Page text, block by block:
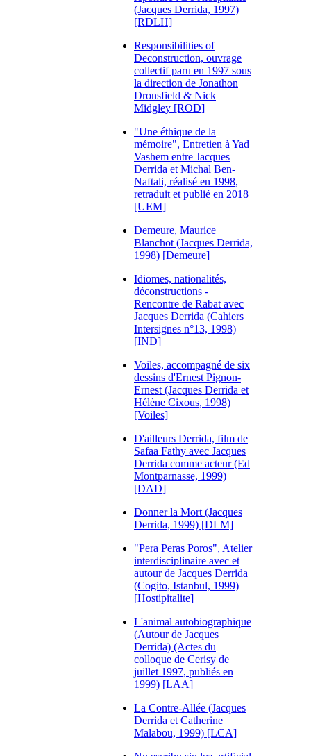
(Jacques Derrida, 1997)
[RDLH]
Responsibilities of
Deconstruction, ouvrage
collectif paru en 1997 sous
la direction de Jonathon
Dronsfield & Nick
Midgley [ROD]
"Une éthique de la
mémoire", Entretien à Yad
Vashem entre Jacques
Derrida et Michal Ben-
Naftali, réalisé en 1998,
retraduit et publié en 2018
[UEM]
Demeure, Maurice
Blanchot (Jacques Derrida,
1998) [Demeure]
Idiomes, nationalités,
déconstructions -
Rencontre de Rabat avec
Jacques Derrida (Cahiers
Intersignes n°13, 1998)
[IND]
Voiles, accompagné de six
dessins d'Ernest Pignon-
Ernest (Jacques Derrida et
Hélène Cixous, 1998)
[Voiles]
D'ailleurs Derrida, film de
Safaa Fathy avec Jacques
Derrida comme acteur (Ed
Montparnasse, 1999)
[DAD]
Donner la Mort (Jacques
Derrida, 1999) [DLM]
"Pera Peras Poros", Atelier
interdisciplinaire avec et
autour de Jacques Derrida
(Cogito, Istanbul, 1999)
[Hostipitalite]
L'animal autobiographique
(Autour de Jacques
Derrida) (Actes du
colloque de Cerisy de
juillet 1997, publiés en
1999) [LAA]
La Contre-Allée (Jacques
Derrida et Catherine
Malabou, 1999) [LCA]